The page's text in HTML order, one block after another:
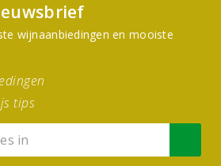
wijnaanbiedingen en mooiste
tips